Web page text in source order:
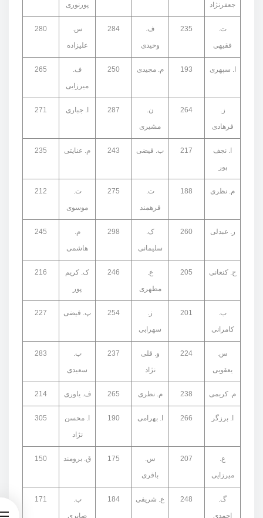
جعفرنژاد
پورنوری
ت.
فقیهی
235
ف.
وحیدی
284
س.
علیزاده
280
ا. سپهری 193 م. مجیدی 250
ف.
میرزایی
265
ز.
فرهادی
264
ن.
مشیری
287 ا. جباری 271
ا. نجف
پور
217 ب. فیضی 243 م. عنایتی 235
م. نظری 188
ت.
فرهمند
275
ت.
موسوی
212
ر. عبدلی 260
ک.
سلیمانی
298
م.
هاشمی
245
ح. کنعانی 205
ع.
مطهری
246
ک. کریم
پور
216
ب.
کامرانی
201
ز.
سهرابی
254 پ. فیضی 227
س.
یعقوبی
224
و. قلی
نژاد
237
ب.
سعیدی
283
م. کریمی 238 م. نظری 265 ف. یاوری 214
ا. برزگر 266 ا. بهرامی 190
ا. محسن
نژاد
305
ع.
میرزایی
207
س.
باقری
175 ق. برومند 150
گ.
احمدی
248 ع. شریفی 184
ب.
صابری
171